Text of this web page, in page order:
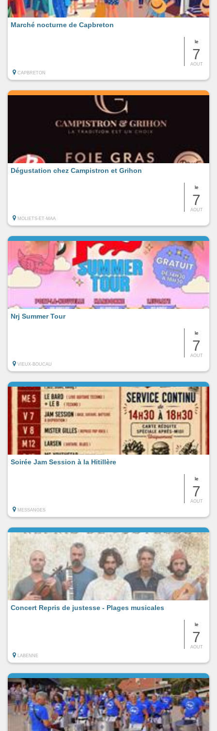
le
7
AOUT
Marché nocturne de Capbreton
CAPBRETON
le
7
AOUT
Dégustation chez Campistron et Grihon
MOLIETS-ET-MAA
le
7
AOUT
Nrj Summer Tour
VIEUX-BOUCAU
le
7
AOUT
Soirée Jam Session à la Hitillère
MESSANGES
le
7
AOUT
Concert Repris de justesse - Plages musicales
LABENNE